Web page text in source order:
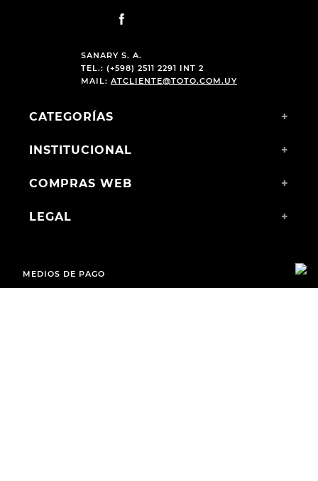
SANARY S. A.
TEL.: (+598) 2511 2291 INT 2
MAIL: ATCLIENTE@TOTO.COM.UY
CATEGORÍAS +
INSTITUCIONAL +
COMPRAS WEB +
LEGAL +
MEDIOS DE PAGO